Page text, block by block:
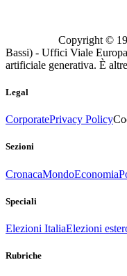
Copyright ©
Bassi) - Uffici Viale
artificiale generativa. È
Legal
CorporatePrivacy Policy
Sezioni
CronacaMondoEconomia
Speciali
Elezioni ItaliaElezioni
Rubriche